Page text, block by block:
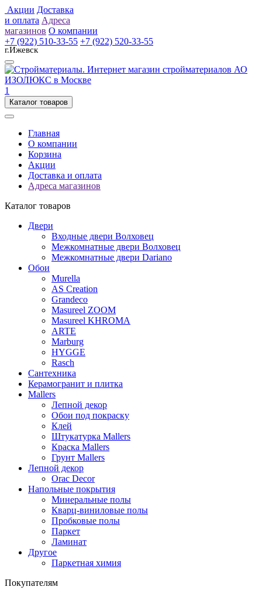
Акции Доставка
и оплата Адреса
магазинов О компании
+7 (922) 510-33-55 +7 (922) 520-33-55
г.Ижевск
1
Каталог товаров
Главная
О компании
Корзина
Акции
Доставка и оплата
Адреса магазинов
Каталог товаров
Двери
Входные двери Волховец
Межкомнатные двери Волховец
Межкомнатные двери Dariano
Обои
Murella
AS Creation
Grandeco
Masureel ZOOM
Masureel KHROMA
ARTE
Marburg
HYGGE
Rasch
Сантехника
Керамогранит и плитка
Mallers
Лепной декор
Обои под покраску
Клей
Штукатурка Mallers
Краска Mallers
Грунт Mallers
Лепной декор
Orac Decor
Напольные покрытия
Минеральные полы
Кварц-виниловые полы
Пробковые полы
Паркет
Ламинат
Другое
Паркетная химия
Покупателям